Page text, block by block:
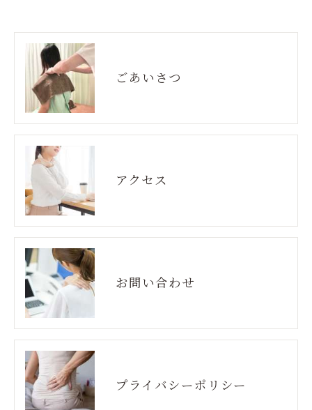
ごあいさつ
アクセス
お問い合わせ
プライバシーポリシー